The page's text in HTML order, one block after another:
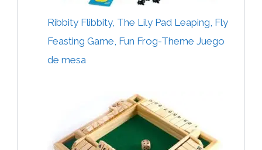
Ribbity Flibbity, The Lily Pad Leaping, Fly
Feasting Game, Fun Frog-Theme Juego
de mesa